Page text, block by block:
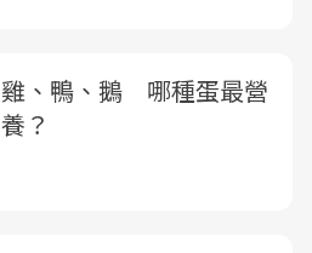
雞、鴨、鵝 哪種蛋最營
養？